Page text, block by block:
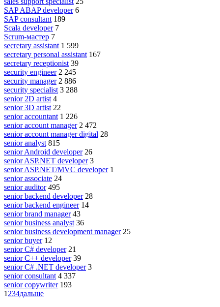
SAP ABAP developer 6
SAP consultant 189
Scala developer 7
Scrum-мастер 7
secretary assistant 1 599
secretary personal assistant 167
secretary receptionist 39
security engineer 2 245
security manager 2 886
security specialist 3 288
senior 2D artist 4
senior 3D artist 22
senior accountant 1 226
senior account manager 2 472
senior account manager digital 28
senior analyst 815
senior Android developer 26
senior ASP.NET developer 3
senior ASP.NET/MVC developer 1
senior associate 24
senior auditor 495
senior backend developer 28
senior backend engineer 14
senior brand manager 43
senior business analyst 36
senior business development manager 25
senior buyer 12
senior C# developer 21
senior C++ developer 39
senior C# .NET developer 3
senior consultant 4 337
senior copywriter 193
1 234дальше